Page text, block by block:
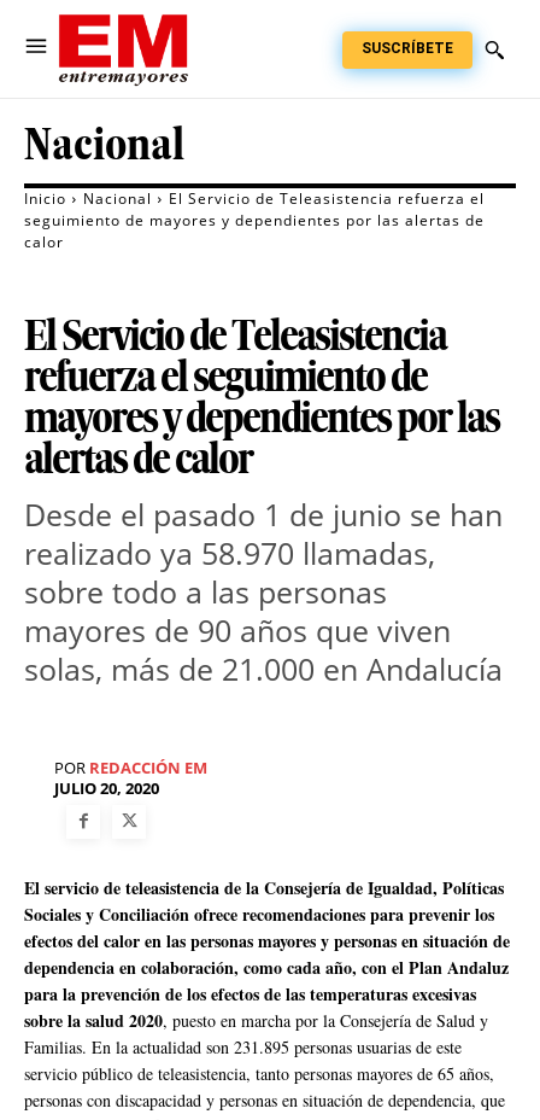
SUSCRÍBETE
Nacional
Inicio Nacional
El Servicio de Teleasistencia refuerza el
seguimiento de mayores y dependientes por las alertas de
calor
El Servicio de Teleasistencia
refuerza el seguimiento de
mayores y dependientes por las
alertas de calor
Desde el pasado 1 de junio se han
realizado ya 58.970 llamadas,
sobre todo a las personas
mayores de 90 años que viven
solas, más de 21.000 en Andalucía
POR REDACCIÓN EM
JULIO 20, 2020
El servicio de teleasistencia de la Consejería de Igualdad, Políticas
Sociales y Conciliación ofrece recomendaciones para prevenir los
efectos del calor en las personas mayores y personas en situación de
dependencia en colaboración, como cada año, con el Plan Andaluz
para la prevención de los efectos de las temperaturas excesivas
sobre la salud 2020, puesto en marcha por la Consejería de Salud y
Familias. En la actualidad son 231.895 personas usuarias de este
servicio público de teleasistencia, tanto personas mayores de 65 años,
personas con discapacidad y personas en situación de dependencia, que